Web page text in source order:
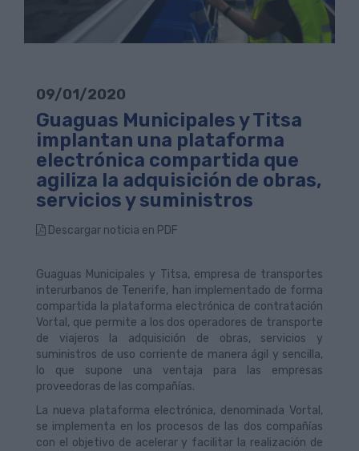
09/01/2020
Guaguas Municipales y Titsa
implantan una plataforma
electrónica compartida que
agiliza la adquisición de obras,
servicios y suministros
Descargar noticia en PDF
Guaguas Municipales y Titsa, empresa de transportes
interurbanos de Tenerife, han implementado de forma
compartida la plataforma electrónica de contratación
Vortal, que permite a los dos operadores de transporte
de viajeros la adquisición de obras, servicios y
suministros de uso corriente de manera ágil y sencilla,
lo que supone una ventaja para las empresas
proveedoras de las compañías.
La nueva plataforma electrónica, denominada Vortal,
se implementa en los procesos de las dos compañías
con el objetivo de acelerar y facilitar la realización de